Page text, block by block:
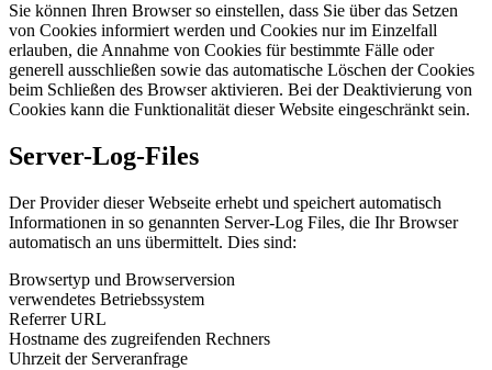
Sie können Ihren Browser so einstellen, dass Sie über das Setzen
von Cookies informiert werden und Cookies nur im Einzelfall
erlauben, die Annahme von Cookies für bestimmte Fälle oder
generell ausschließen sowie das automatische Löschen der Cookies
beim Schließen des Browser aktivieren. Bei der Deaktivierung von
Cookies kann die Funktionalität dieser Website eingeschränkt sein.
Server-Log-Files
Der Provider dieser Webseite erhebt und speichert automatisch
Informationen in so genannten Server-Log Files, die Ihr Browser
automatisch an uns übermittelt. Dies sind:
Browsertyp und Browserversion
verwendetes Betriebssystem
Referrer URL
Hostname des zugreifenden Rechners
Uhrzeit der Serveranfrage